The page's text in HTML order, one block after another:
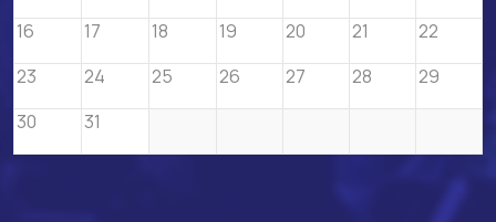
16
17 18 19 20 21
22
23
24 25 26 27 28
29
30
31